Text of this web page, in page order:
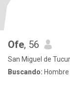
Ofe, 56
San Miguel de
Buscando: Hombre